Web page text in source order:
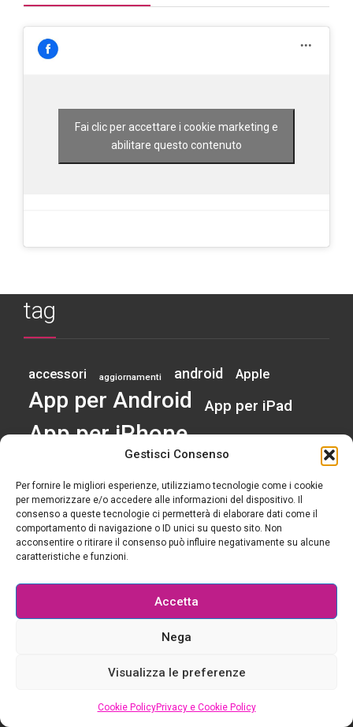
Gestisci Consenso
Per fornire le migliori esperienze, utilizziamo tecnologie come i cookie
per memorizzare e/o accedere alle informazioni del dispositivo. Il
consenso a queste tecnologie ci permetterà di elaborare dati come il
comportamento di navigazione o ID unici su questo sito. Non
acconsentire o ritirare il consenso può influire negativamente su alcune
caratteristiche e funzioni.
Accetta
Nega
Visualizza le preferenze
Cookie PolicyPrivacy e Cookie Policy
Fai clic per accettare i cookie marketing e
abilitare questo contenuto
tag
accessori aggiornamenti android Apple
App per Android App per iPad
App per iPhone
App per Windows Phone bellezza
casa collaborazioni cucina cuffie fashion
Fashion Tech foto fotografia smartphone ios
iPad iPhone Mac moda
regali
shopping
vedere film in lingua originale